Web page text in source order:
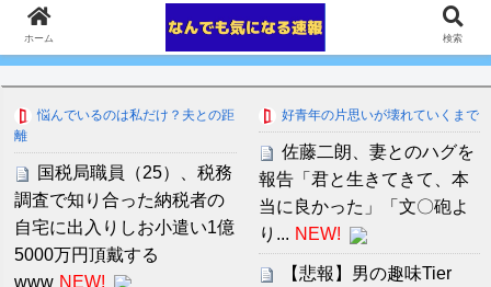
悩んでいるのは私だけ？夫との距
離
国税局職員（25）、税務
調査で知り合った納税者の
自宅に出入りしお小遣い1億
5000万円頂戴する
www NEW!
好青年の片思いが壊れていくまで
佐藤二朗、妻とのハグを
報告「君と生きてきて、本
当に良かった」「文〇砲よ
り... NEW!
【悲報】男の趣味Tier
ホーム 検索